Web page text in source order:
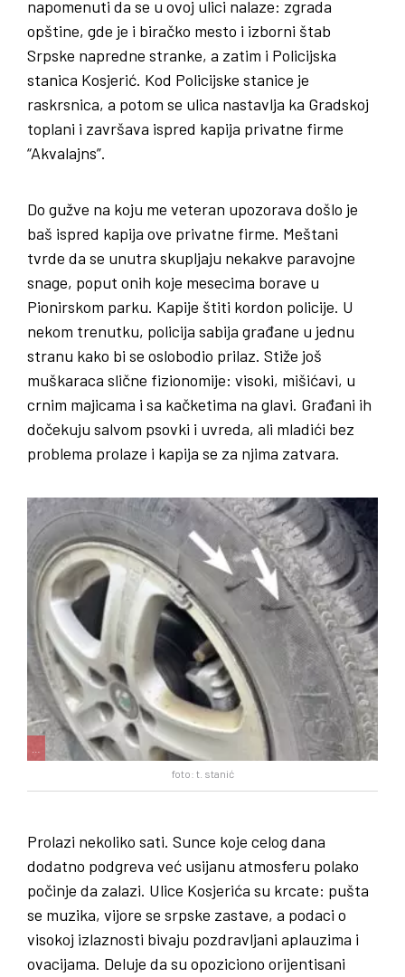
napomenuti da se u ovoj ulici nalaze: zgrada
opštine, gde je i biračko mesto i izborni štab
Srpske napredne stranke, a zatim i Policijska
stanica Kosjerić. Kod Policijske stanice je
raskrsnica, a potom se ulica nastavlja ka Gradskoj
toplani i završava ispred kapija privatne firme
“Akvalajns”.
Do gužve na koju me veteran upozorava došlo je
baš ispred kapija ove privatne firme. Meštani
tvrde da se unutra skupljaju nekakve paravojne
snage, poput onih koje mesecima borave u
Pionirskom parku. Kapije štiti kordon policije. U
nekom trenutku, policija sabija građane u jednu
stranu kako bi se oslobodio prilaz. Stiže još
muškaraca slične fizionomije: visoki, mišićavi, u
crnim majicama i sa kačketima na glavi. Građani ih
dočekuju salvom psovki i uvreda, ali mladići bez
problema prolaze i kapija se za njima zatvara.
foto: t. stanić
Prolazi nekoliko sati. Sunce koje celog dana
dodatno podgreva već usijanu atmosferu polako
počinje da zalazi. Ulice Kosjerića su krcate: pušta
se muzika, vijore se srpske zastave, a podaci o
visokoj izlaznosti bivaju pozdravljani aplauzima i
ovacijama. Deluje da su opoziciono orijentisani